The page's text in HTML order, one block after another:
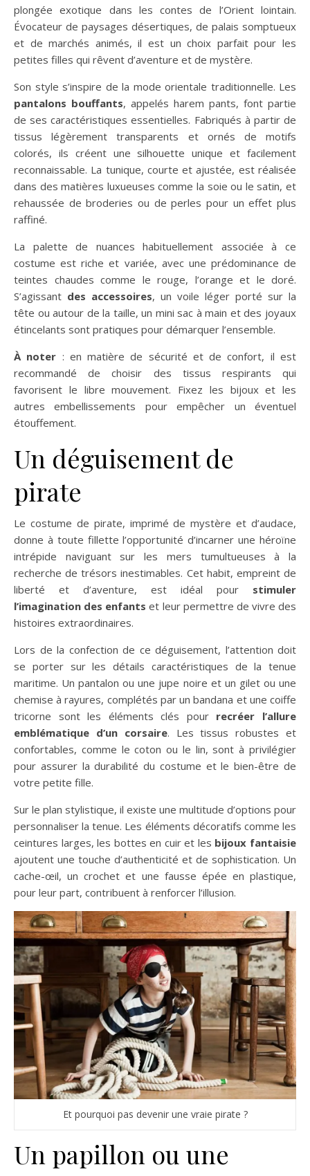
plongée exotique dans les contes de l’Orient lointain.
Évocateur de paysages désertiques, de palais somptueux
et de marchés animés, il est un choix parfait pour les
petites filles qui rêvent d’aventure et de mystère.
Son style s’inspire de la mode orientale traditionnelle. Les
pantalons bouffants, appelés harem pants, font partie
de ses caractéristiques essentielles. Fabriqués à partir de
tissus légèrement transparents et ornés de motifs
colorés, ils créent une silhouette unique et facilement
reconnaissable. La tunique, courte et ajustée, est réalisée
dans des matières luxueuses comme la soie ou le satin, et
rehaussée de broderies ou de perles pour un effet plus
raffiné.
La palette de nuances habituellement associée à ce
costume est riche et variée, avec une prédominance de
teintes chaudes comme le rouge, l’orange et le doré.
S’agissant des accessoires, un voile léger porté sur la
tête ou autour de la taille, un mini sac à main et des joyaux
étincelants sont pratiques pour démarquer l’ensemble.
À noter : en matière de sécurité et de confort, il est
recommandé de choisir des tissus respirants qui
favorisent le libre mouvement. Fixez les bijoux et les
autres embellissements pour empêcher un éventuel
étouffement.
Un déguisement de
pirate
Le costume de pirate, imprimé de mystère et d’audace,
donne à toute fillette l’opportunité d’incarner une héroïne
intrépide naviguant sur les mers tumultueuses à la
recherche de trésors inestimables. Cet habit, empreint de
liberté et d’aventure, est idéal pour stimuler
l’imagination des enfants et leur permettre de vivre des
histoires extraordinaires.
Lors de la confection de ce déguisement, l’attention doit
se porter sur les détails caractéristiques de la tenue
maritime. Un pantalon ou une jupe noire et un gilet ou une
chemise à rayures, complétés par un bandana et une coiffe
tricorne sont les éléments clés pour recréer l’allure
emblématique d’un corsaire. Les tissus robustes et
confortables, comme le coton ou le lin, sont à privilégier
pour assurer la durabilité du costume et le bien-être de
votre petite fille.
Sur le plan stylistique, il existe une multitude d’options pour
personnaliser la tenue. Les éléments décoratifs comme les
ceintures larges, les bottes en cuir et les bijoux fantaisie
ajoutent une touche d’authenticité et de sophistication. Un
cache-œil, un crochet et une fausse épée en plastique,
pour leur part, contribuent à renforcer l’illusion.
Et pourquoi pas devenir une vraie pirate ?
Un papillon ou une